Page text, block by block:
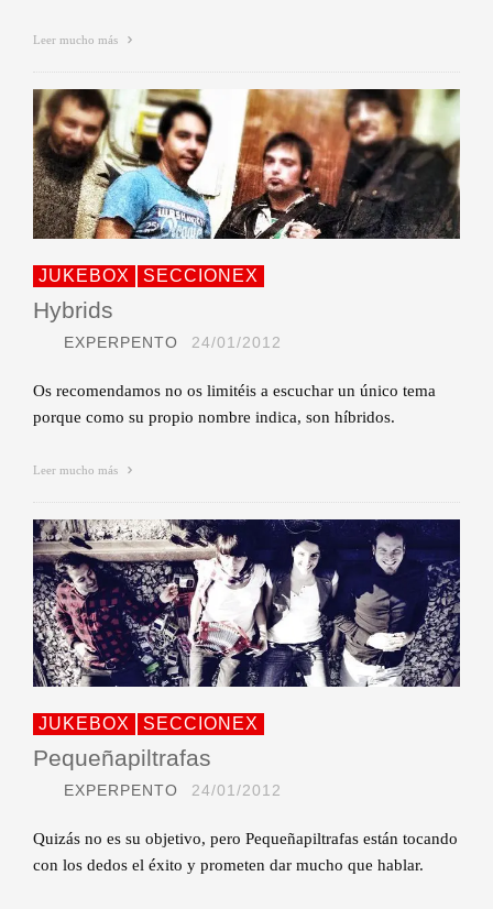
Leer mucho más
JUKEBOX SECCIONEX
Hybrids
EXPERPENTO 24/01/2012
Os recomendamos no os limitéis a escuchar un único tema
porque como su propio nombre indica, son híbridos.
Leer mucho más
JUKEBOX SECCIONEX
Pequeñapiltrafas
EXPERPENTO 24/01/2012
Quizás no es su objetivo, pero Pequeñapiltrafas están tocando
con los dedos el éxito y prometen dar mucho que hablar.